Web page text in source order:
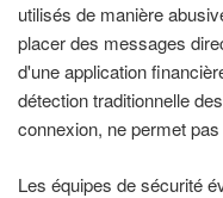
utilisés de manière
placer des messages
d'une application
détection traditionnelle
connexion, ne permet
Les équipes de sécurité